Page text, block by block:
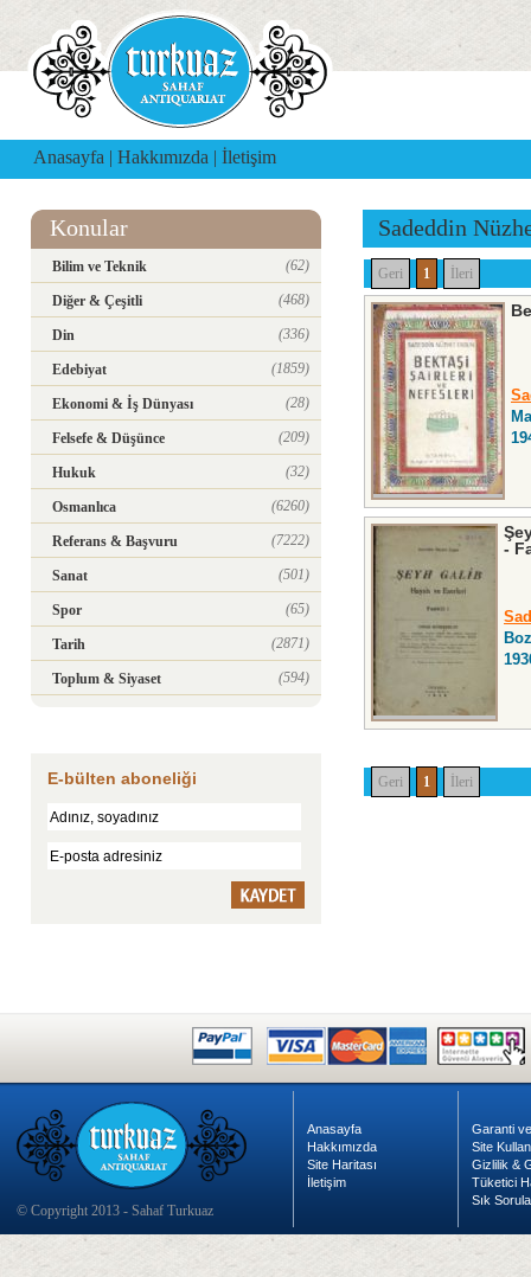
Anasayfa | Hakkımızda | İletişim
Konular
Bilim ve Teknik (62)
Diğer & Çeşitli (468)
Din (336)
Edebiyat (1859)
Ekonomi & İş Dünyası (28)
Felsefe & Düşünce (209)
Hukuk (32)
Osmanlıca (6260)
Referans & Başvuru (7222)
Sanat (501)
Spor (65)
Tarih (2871)
Toplum & Siyaset (594)
E-bülten aboneliği
Sadeddin
Geri 1 İleri
-
Geri 1 İleri
© Copyright 2013 - Sahaf Turkuaz
Anasayfa
Hakkımızda
Site Haritası
İletişim
Garanti
Site
Gizlilik &
Tüketici
Sık